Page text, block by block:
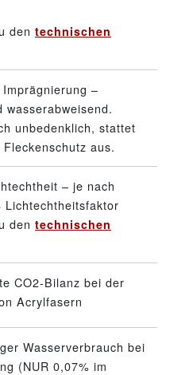
den technischen
–
wasserabweisend.
unbedenklich, stattet
aus.
– je nach
Lichtechtheitsfaktor
den technischen
CO2-Bilanz bei der
Acrylfasern
Wasserverbrauch bei
(NUR 0,07% im